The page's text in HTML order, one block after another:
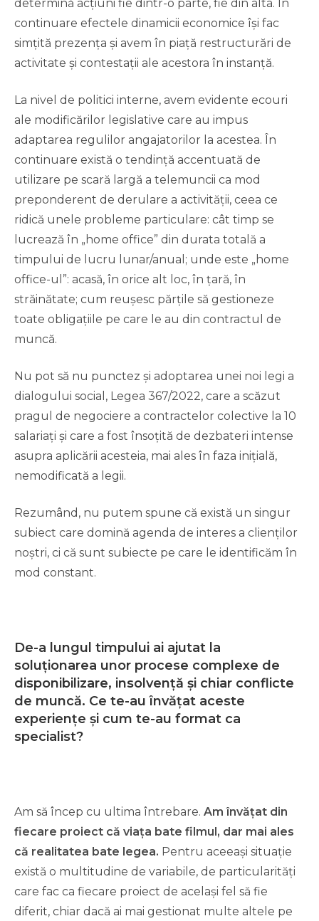
determină acțiuni fie dintr-o parte, fie din alta. În
continuare efectele dinamicii economice își fac
simțită prezența și avem în piață restructurări de
activitate și contestații ale acestora în instanță.
La nivel de politici interne, avem evidente ecouri
ale modificărilor legislative care au impus
adaptarea regulilor angajatorilor la acestea. În
continuare există o tendință accentuată de
utilizare pe scară largă a telemuncii ca mod
preponderent de derulare a activității, ceea ce
ridică unele probleme particulare: cât timp se
lucrează în „home office” din durata totală a
timpului de lucru lunar/anual; unde este „home
office-ul”: acasă, în orice alt loc, în țară, în
străinătate; cum reușesc părțile să gestioneze
toate obligațiile pe care le au din contractul de
muncă.
Nu pot să nu punctez și adoptarea unei noi legi a
dialogului social, Legea 367/2022, care a scăzut
pragul de negociere a contractelor colective la 10
salariați și care a fost însoțită de dezbateri intense
asupra aplicării acesteia, mai ales în faza inițială,
nemodificată a legii.
Rezumând, nu putem spune că există un singur
subiect care domină agenda de interes a clienților
noștri, ci că sunt subiecte pe care le identificăm în
mod constant.
De-a lungul timpului ai ajutat la
soluționarea unor procese complexe de
disponibilizare, insolvență și chiar conflicte
de muncă. Ce te-au învățat aceste
experiențe și cum te-au format ca
specialist?
Am să încep cu ultima întrebare. Am învățat din
fiecare proiect că viața bate filmul, dar mai ales
că realitatea bate legea. Pentru aceeași situație
există o multitudine de variabile, de particularități
care fac ca fiecare proiect de același fel să fie
diferit, chiar dacă ai mai gestionat multe altele pe